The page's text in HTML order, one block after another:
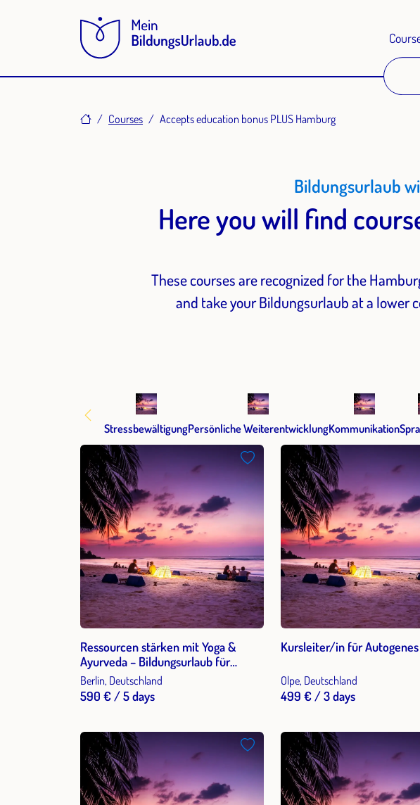
HomeCourses Accepts education bonus PLUS Hamburg
Bildungsurlaub
Here you will find
These courses are recognized for the
and take your Bildungsurlaub at a lower
StressbewältigungPersönliche WeiterentwicklungKommunikation
Ressourcen stärken mit Yoga &
Ayurveda – Bildungsurlaub für
Resilienz und Stressbewältigung im
Berufsalltag
Berlin, Deutschland
590 € / 5 days
Kursleiter/in für Autogenes
Olpe, Deutschland
499 € / 3 days